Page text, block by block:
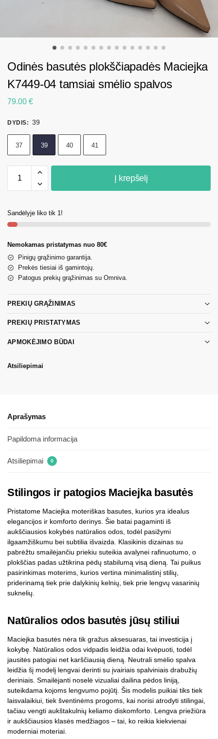
Odinės basutės plokščiapadės Maciejka
K7449-04 tamsiai smėlio spalvos
79.00 €
DYDIS: 39
37 39 40 41
Į krepšelį
Sandėlyje liko tik 1!
Nemokamas pristatymas nuo 80€
Pinigų grąžinimo garantija.
Prekės tiesiai iš gamintojų.
Patogus prekių grąžinimas su Omniva.
PREKIŲ GRĄŽINIMAS
PREKIŲ PRISTATYMAS
APMOKĖJIMO BŪDAI
Atsiliepimai
Aprašymas
Papildoma informacija
Atsiliepimai 0
Stilingos ir patogios Maciejka basutės
Pristatome Maciejka moteriškas basutes, kurios yra idealus
elegancijos ir komforto derinys. Šie batai pagaminti iš
aukščiausios kokybės natūralios odos, todėl pasižymi
ilgaamžiškumu bei subtilia išvaizda. Klasikinis dizainas su
pabrėžtu smailėjančiu priekiu suteikia avalynei rafinuotumo, o
plokščias padas užtikrina pėdų stabilumą visą dieną. Tai puikus
pasirinkimas moterims, kurios vertina minimalistinį stilių,
priderinamą tiek prie dalykinių kelnių, tiek prie lengvų vasarinių
suknelių.
Natūralios odos basutės jūsų stiliui
Maciejka basutės nėra tik gražus aksesuaras, tai investicija į
kokybę. Natūralios odos vidpadis leidžia odai kvėpuoti, todėl
jausitės patogiai net karščiausią dieną. Neutrali smėlio spalva
leidžia šį modelį lengvai derinti su įvairiais spalviniais drabužių
deriniais. Smailėjanti noselė vizualiai dailina pėdos liniją,
suteikdama kojoms lengvumo pojūtį. Šis modelis puikiai tiks tiek
laisvalaikiui, tiek šventinėms progoms, kai norisi atrodyti stilingai,
tačiau vengti aukštakulnių keliamo diskomforto. Lengva priežiūra
ir aukščiausios klasės medžiagos – tai, ko reikia kiekvienai
moderniai moteriai.